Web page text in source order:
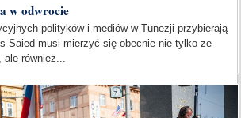
w odwrocie
polityków i mediów w Tunezji przybierają
Saied musi mierzyć się obecnie nie tylko ze
również...